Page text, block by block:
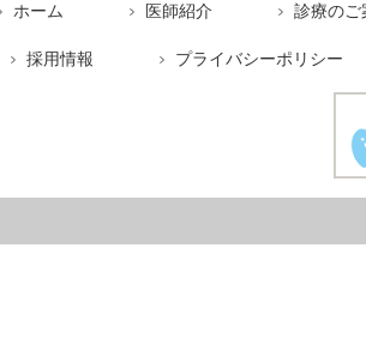
ホーム 医師紹介 診療のご
採用情報 プライバシーポリシー